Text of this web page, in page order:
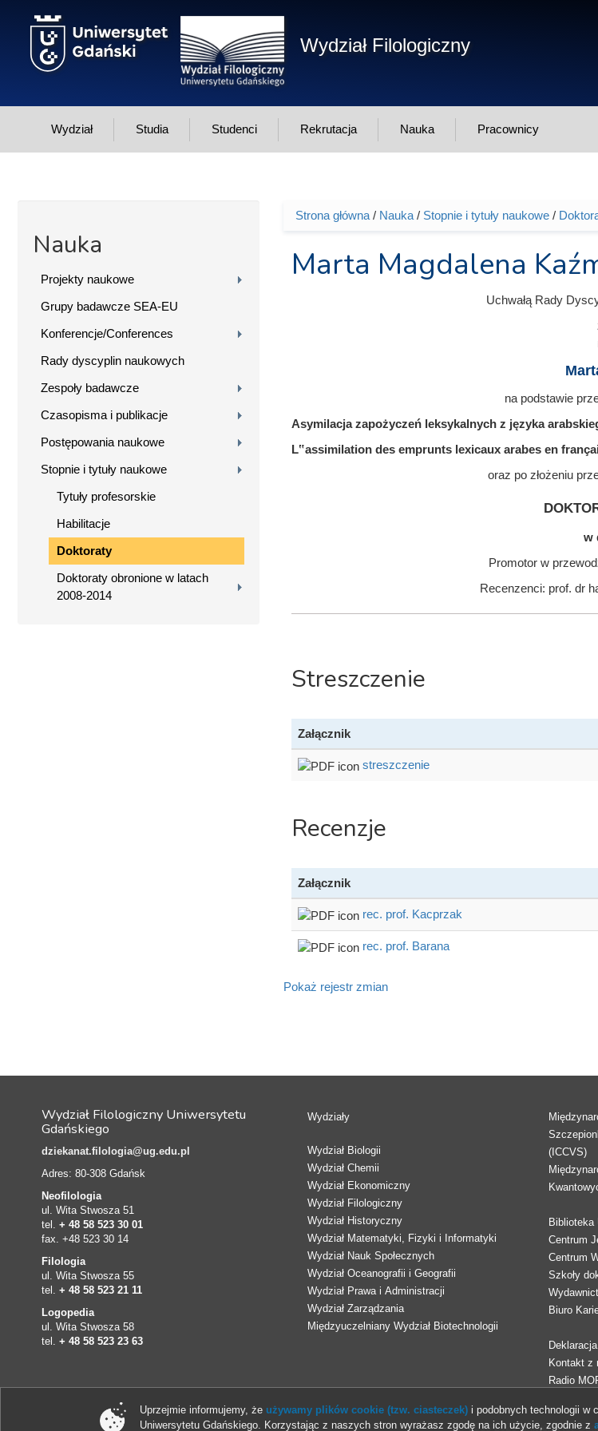
Wydział Filologiczny
Wydział Studia Studenci Rekrutacja Nauka Pracownicy
Nauka
Projekty naukowe
Grupy badawcze SEA-EU
Konferencje/Conferences
Rady dyscyplin naukowych
Zespoły badawcze
Czasopisma i publikacje
Postępowania naukowe
Stopnie i tytuły naukowe
Tytuły profesorskie
Habilitacje
Doktoraty
Doktoraty obronione w latach
2008-2014
Jesteś tutaj
Strona główna/ Nauka/ Stopnie i tytuły naukowe/
Marta Magdalena
Uchwałą Rady
na podstawie
Asymilacja zapożyczeń leksykalnych z języka
L‟assimilation des emprunts lexicaux arabes en
oraz po złożeniu
w
Promotor w
Recenzenci: prof. dr
Streszczenie
Załącznik
streszczenie
Recenzje
Załącznik
rec. prof. Kacprzak
rec. prof. Barana
Pokaż rejestr zmian
Wydział Filologiczny Uniwersytetu
Gdańskiego
dziekanat.filologia@ug.edu.pl
Adres: 80-308 Gdańsk
Neofilologia
ul. Wita Stwosza 51
tel. + 48 58 523 30 01
fax. +48 523 30 14
Filologia
ul. Wita Stwosza 55
tel. + 48 58 523 21 11
Logopedia
ul. Wita Stwosza 58
tel. + 48 58 523 23 63
Wydziały
Wydział Biologii
Wydział Chemii
Wydział Ekonomiczny
Wydział Filologiczny
Wydział Historyczny
Wydział Matematyki, Fizyki i Informatyki
Wydział Nauk Społecznych
Wydział Oceanografii i Geografii
Wydział Prawa i Administracji
Wydział Zarządzania
Międzyuczelniany Wydział Biotechnologii
(ICCVS)
Biblioteka
Centrum
Centrum
Szkoły
Biuro
Kontakt z
Radio
© 2013-2026 Uniwersytet
Uprzejmie informujemy, że używamy plików cookie (tzw. ciasteczek)i podobnych technologii w
Uniwersytetu Gdańskiego. Korzystając z naszych stron wyrażasz zgodę na ich użycie, zgodnie z